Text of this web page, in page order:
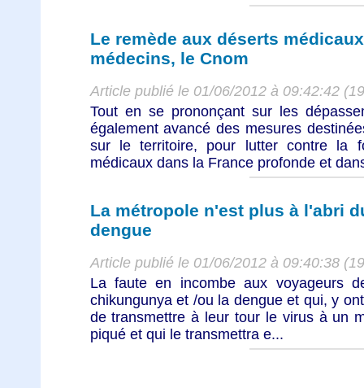
Le remède aux déserts
médecins, le Cnom
Article publié le 01/06/2012 à 09:42:42
Tout en se prononçant sur les
également avancé des mesures
sur le territoire, pour lutter contre la
médicaux dans la France profonde et
La métropole n'est plus à l'abri
dengue
Article publié le 01/06/2012 à 09:40:38
La faute en incombe aux voyageurs
chikungunya et /ou la dengue et qui, y
de transmettre à leur tour le virus à un
piqué et qui le transmettra e...